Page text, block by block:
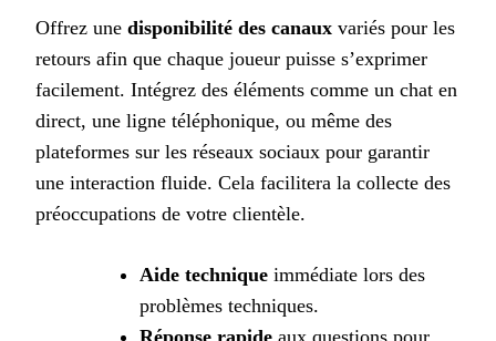
Offrez une disponibilité des canaux variés pour les
retours afin que chaque joueur puisse s’exprimer
facilement. Intégrez des éléments comme un chat en
direct, une ligne téléphonique, ou même des
plateformes sur les réseaux sociaux pour garantir
une interaction fluide. Cela facilitera la collecte des
préoccupations de votre clientèle.
Aide technique immédiate lors des
problèmes techniques.